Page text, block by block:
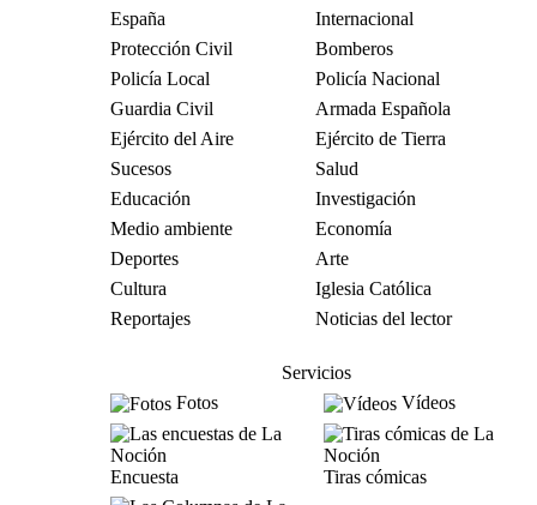
España
Internacional
Protección Civil
Bomberos
Policía Local
Policía Nacional
Guardia Civil
Armada Española
Ejército del Aire
Ejército de Tierra
Sucesos
Salud
Educación
Investigación
Medio ambiente
Economía
Deportes
Arte
Cultura
Iglesia Católica
Reportajes
Noticias del lector
Servicios
Fotos
Vídeos
Encuesta Tiras cómicas